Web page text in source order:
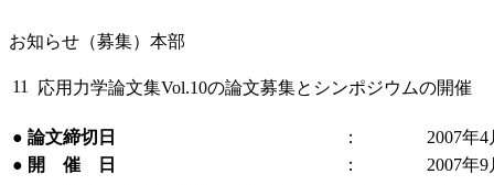
お知らせ（募集）本部
11 応用力学論文集Vol.10の論文募集とシンポジウムの開催
● 論文締切日 ：
2007年
● 開 催 日 ： 2007年